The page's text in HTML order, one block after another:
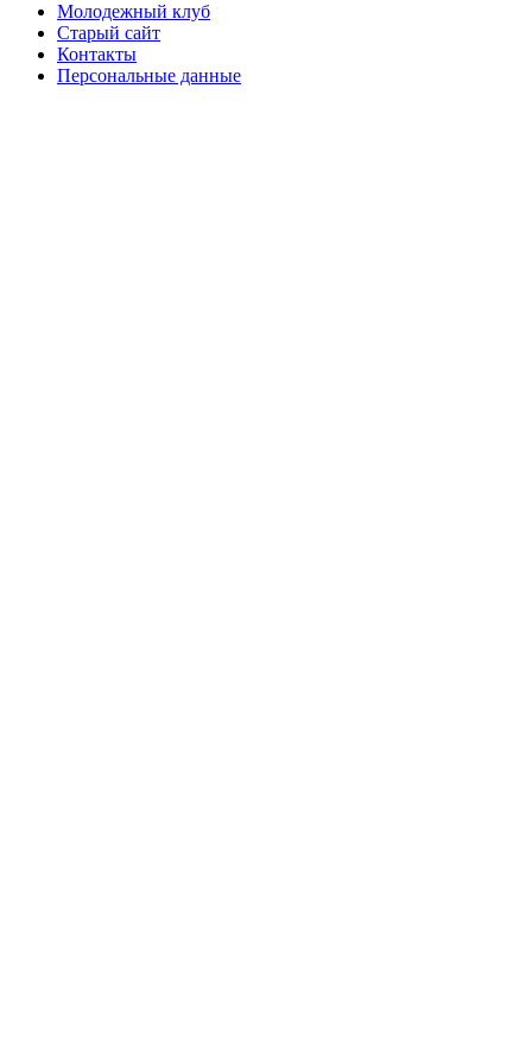
Молодежный клуб
Старый сайт
Контакты
Персональные данные